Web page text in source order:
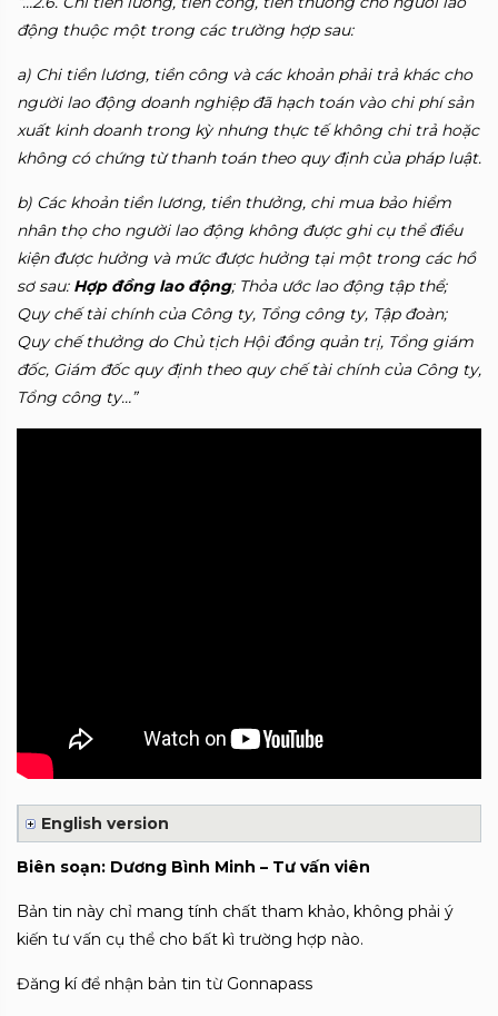
động thuộc một trong các trường hợp sau:
a) Chi tiền lương, tiền công và các khoản phải trả khác cho
người lao động doanh nghiệp đã hạch toán vào chi phí sản
xuất kinh doanh trong kỳ nhưng thực tế không chi trả hoặc
không có chứng từ thanh toán theo quy định của pháp luật.
b) Các khoản tiền lương, tiền thưởng, chi mua bảo hiểm
nhân thọ cho người lao động không được ghi cụ thể điều
kiện được hưởng và mức được hưởng tại một trong các hồ
sơ sau: Hợp đồng lao động; Thỏa ước lao động tập thể;
Quy chế tài chính của Công ty, Tổng công ty, Tập đoàn;
Quy chế thưởng do Chủ tịch Hội đồng quản trị, Tổng giám
đốc, Giám đốc quy định theo quy chế tài chính của Công ty,
Tổng công ty…”
English version
Biên soạn: Dương Bình Minh – Tư vấn viên
Bản tin này chỉ mang tính chất tham khảo, không phải ý
kiến tư vấn cụ thể cho bất kì trường hợp nào.
Đăng kí để nhận bản tin từ Gonnapass